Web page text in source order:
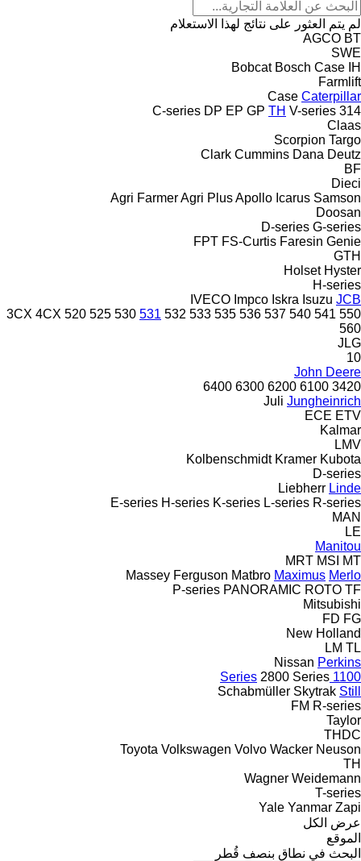
لم يتم العثور على نتائج لهذا الاستعلام
AGCO BT
SWE
Bobcat Bosch Case IH
Farmlift
Case Caterpillar
314
C-series DP EP GP TH V-series
Claas
Scorpion Targo
Clark Cummins Dana Deutz
BF
Dieci
Agri FarmerAgri PlusApollo Icarus Samson
Doosan
D-series G-series
FPT FS-Curtis Faresin Genie
GTH
Holset Hyster
H-series
IVECO Impco Iskra Isuzu JCB
3CX 4CX 520 525 530 531 532 533 535 536 537 540 541 550
560
JLG
10
John Deere
3420
6100
6200
6300
6400
Juli Jungheinrich
ECE ETV
Kalmar
LMV
Kolbenschmidt Kramer Kubota
D-series
Liebherr Linde
E-series H-series K-series L-series R-series
MAN
LE
Manitou
MRT MSI
MT
Massey Ferguson Matbro Maximus Merlo
P-series PANORAMIC ROTO TF
Mitsubishi
FD FG
New Holland
LM TL
Nissan Perkins
1100 Series
2800 Series
Schabmüller Skytrak Still
FM R-series
Taylor
THDC
Toyota Volkswagen Volvo Wacker Neuson
TH
Wagner Weidemann
T-series
Yale Yanmar Zapi
عرض الكل
الموقع
البحث في نطاق بنصف قُطر